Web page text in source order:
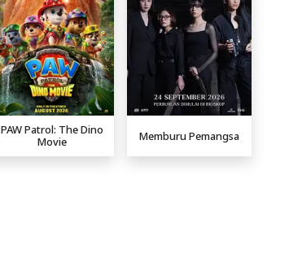
PAW Patrol: The Dino
Movie
Memburu Pemangsa